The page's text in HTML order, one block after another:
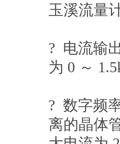
玉溪流量
? 电流输
为 0 ～
? 数字频
离的晶体